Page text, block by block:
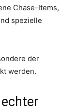
Chase-Items,
spezielle
der
werden.